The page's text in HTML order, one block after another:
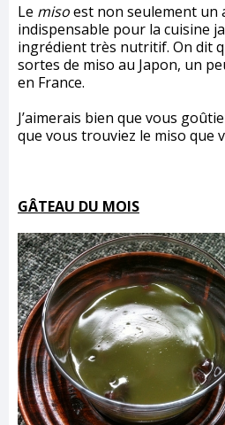
Le misoest non seulement un
indispensable pour la cuisine
ingrédient très nutritif. On dit
sortes de miso au Japon, un
en France.
J’aimerais bien que vous
que vous trouviez le miso que
GÂTEAU DU MOIS